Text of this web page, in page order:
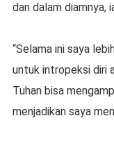
dan dalam diamnya,
“Selama ini saya
untuk intropeksi diri
Tuhan bisa
menjadikan saya